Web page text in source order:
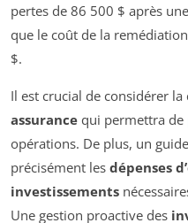
pertes de 86 500 $ après
que le coût de la
$.
Il est crucial de considérer
assurance qui permettra de
opérations. De plus, un
précisément les dépenses
investissements
Une gestion proactive des